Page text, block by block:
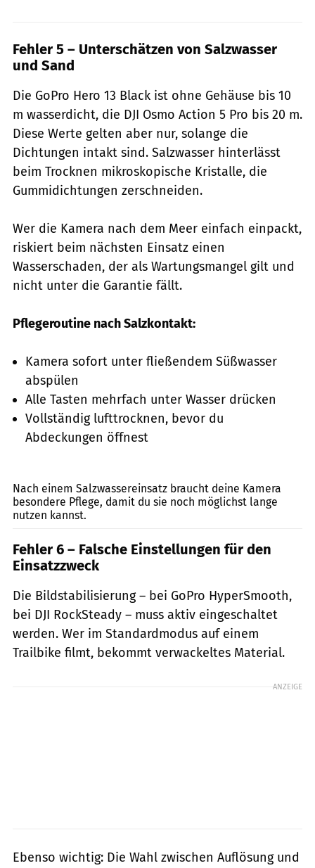
Fehler 5 – Unterschätzen von Salzwasser
und Sand
Die GoPro Hero 13 Black ist ohne Gehäuse bis 10
m wasserdicht, die DJI Osmo Action 5 Pro bis 20 m.
Diese Werte gelten aber nur, solange die
Dichtungen intakt sind. Salzwasser hinterlässt
beim Trocknen mikroskopische Kristalle, die
Gummidichtungen zerschneiden.
Wer die Kamera nach dem Meer einfach einpackt,
riskiert beim nächsten Einsatz einen
Wasserschaden, der als Wartungsmangel gilt und
nicht unter die Garantie fällt.
Pflegeroutine nach Salzkontakt:
Kamera sofort unter fließendem Süßwasser
abspülen
Alle Tasten mehrfach unter Wasser drücken
Vollständig lufttrocknen, bevor du
Abdeckungen öffnest
Nach einem Salzwassereinsatz braucht deine Kamera
besondere Pflege, damit du sie noch möglichst lange
nutzen kannst.
Fehler 6 – Falsche Einstellungen für den
Einsatzzweck
Die Bildstabilisierung – bei GoPro HyperSmooth,
bei DJI RockSteady – muss aktiv eingeschaltet
werden. Wer im Standardmodus auf einem
Trailbike filmt, bekommt verwackeltes Material.
ANZEIGE
Ebenso wichtig: Die Wahl zwischen Auflösung und